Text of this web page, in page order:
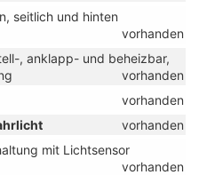
seitlich und hinten
vorhanden
, anklapp- und beheizbar,
vorhanden
vorhanden
vorhanden
mit Lichtsensor
vorhanden